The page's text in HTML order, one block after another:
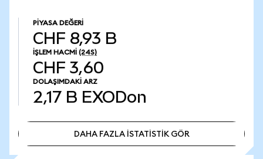
PIYASA DEĞERI
CHF 8,93 B
İŞLEM HACMI (24S)
CHF 3,60
DOLAŞIMDAKI ARZ
2,17 B EXODon
DAHA FAZLA İSTATİSTİK GÖR